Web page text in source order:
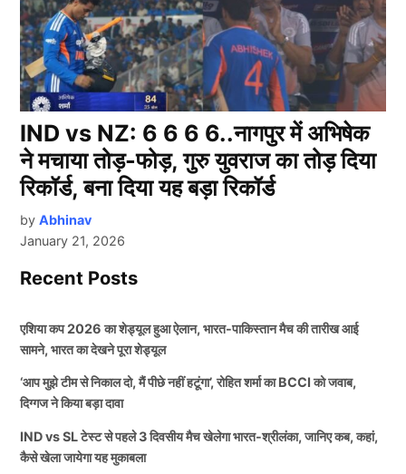
IND vs NZ: 6 6 6 6..नागपुर में अभिषेक
ने मचाया तोड़-फोड़, गुरु युवराज का तोड़ दिया
रिकॉर्ड, बना दिया यह बड़ा रिकॉर्ड
by Abhinav
January 21, 2026
Recent Posts
एशिया कप 2026 का शेड्यूल हुआ ऐलान, भारत-पाकिस्तान मैच की तारीख आई
सामने, भारत का देखने पूरा शेड्यूल
‘आप मुझे टीम से निकाल दो, मैं पीछे नहीं हटूंगा’, रोहित शर्मा का BCCI को जवाब,
दिग्गज ने किया बड़ा दावा
IND vs SL टेस्ट से पहले 3 दिवसीय मैच खेलेगा भारत-श्रीलंका, जानिए कब, कहां,
कैसे खेला जायेगा यह मुकाबला